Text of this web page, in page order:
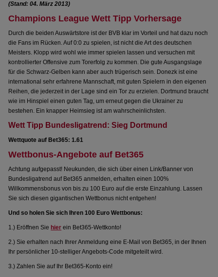
(Stand: 04. März 2013)
Champions League Wett Tipp Vorhersage
Durch die beiden Auswärtstore ist der BVB klar im Vorteil und hat dazu noch
die Fans im Rücken. Auf 0:0 zu spielen, ist nicht die Art des deutschen
Meisters. Klopp wird wohl wie immer spielen lassen und versuchen mit
kontrollierter Offensive zum Torerfolg zu kommen. Die gute Ausgangslage
für die Schwarz-Gelben kann aber auch trügerisch sein. Donezk ist eine
international sehr erfahrene Mannschaft, mit guten Spielern in den eigenen
Reihen, die jederzeit in der Lage sind ein Tor zu erzielen. Dortmund braucht
wie im Hinspiel einen guten Tag, um erneut gegen die Ukrainer zu
bestehen. Ein knapper Heimsieg ist am wahrscheinlichsten.
Wett Tipp Bundesligatrend: Sieg Dortmund
Wettquote auf Bet365: 1.61
Wettbonus-Angebote auf Bet365
Achtung aufgepasst! Neukunden, die sich über einen Link/Banner von
Bundesligatrend auf Bet365 anmelden, erhalten einen 100%
Willkommensbonus von bis zu 100 Euro auf die erste Einzahlung. Lassen
Sie sich diesen gigantischen Wettbonus nicht entgehen!
Und so holen Sie sich Ihren 100 Euro Wettbonus:
1.) Eröffnen Sie hier ein Bet365-Wettkonto!
2.) Sie erhalten nach Ihrer Anmeldung eine E-Mail von Bet365, in der Ihnen
Ihr persönlicher 10-stelliger Angebots-Code mitgeteilt wird.
3.) Zahlen Sie auf Ihr Bet365-Konto ein!